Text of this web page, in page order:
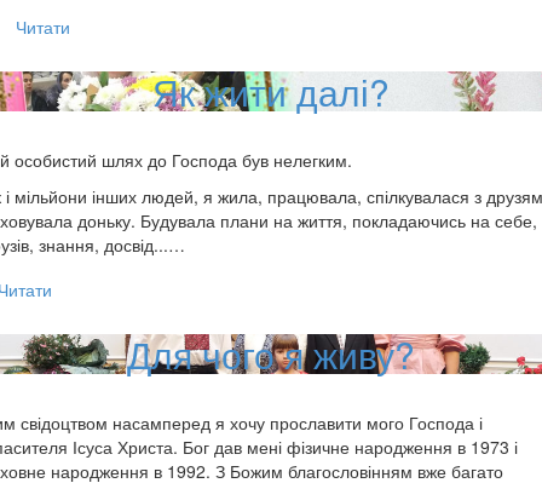
Читати
Як жити далі?
особистий шлях до Господа був нелегким.
і мільйони інших людей, я жила, працювала, спілкувалася з
доньку. Будувала плани на життя, покладаючись на себе,
знання, досвід...…
Для чого я живу?
свідоцтвом насамперед я хочу прославити мого Господа і
Ісуса Христа. Бог дав мені фізичне народження в 1973 і
народження в 1992. З Божим благословінням вже багато